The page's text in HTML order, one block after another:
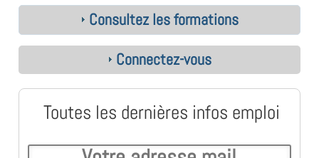
Consultez les formations
Connectez-vous
Toutes les dernières infos emploi